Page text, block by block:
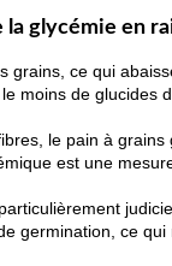
glycémie en
ce qui
moins de
le pain à
est une
germination, ce